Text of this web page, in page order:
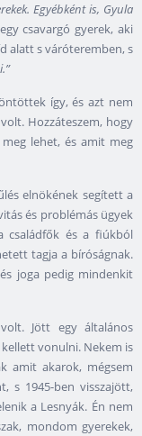
Egyébként is, Gyula
csavargó gyerek, aki
alatt s váróteremben, s
így, és azt nem
Hozzáteszem, hogy
lehet, és amit meg
elnökének segített a
és problémás ügyek
családfők és a fiúkból
tagja a bíróságnak.
joga pedig mindenkit
Jött egy általános
vonulni. Nekem is
amit akarok, mégsem
s 1945-ben visszajött,
a Lesnyák. Én nem
mondom gyerekek,